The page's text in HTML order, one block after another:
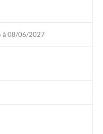
à 08/06/2027